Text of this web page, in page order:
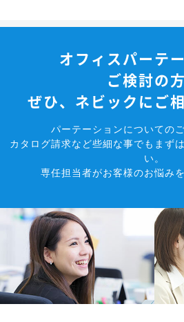
オフィスパーテ
ご検討の
ぜひ、ネビックにご
パーテーションについての
カタログ請求など些細な事でもまず
い。
専任担当者がお客様のお悩み